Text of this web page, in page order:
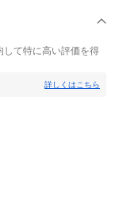
して特に高い評価を得
詳しくはこちら